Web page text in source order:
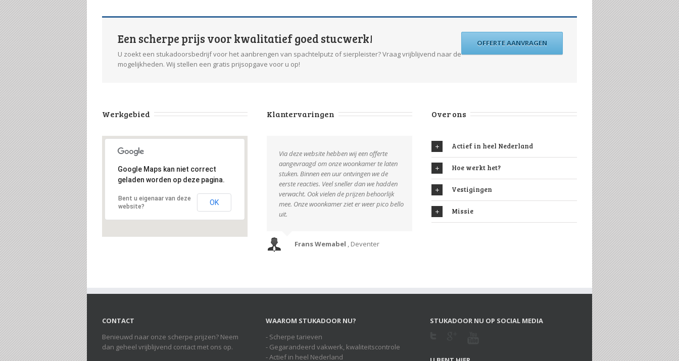
OFFERTE AANVRAGEN
Een scherpe prijs voor kwalitatief goed stucwerk!
U zoekt een stukadoorsbedrijf voor het aanbrengen van spachtelputz of sierpleister? Vraag vrijblijvend naar de
mogelijkheden. Wij stellen een gratis prijsopgave voor u op!
Werkgebied
Google Maps kan niet correct
geladen worden op deze pagina.
Bent u eigenaar van deze
website?
OK
Klantervaringen
Via deze website hebben wij een offerte
aangevraagd om onze woonkamer te laten
stuken. Binnen een uur ontvingen we de
eerste reacties. Veel sneller dan we hadden
verwacht. Ook vielen de prijzen behoorlijk
mee. Onze woonkamer ziet er weer pico bello
uit.
Frans Wemabel ,Deventer
Over ons
Actief in heel Nederland
Hoe werkt het?
Vestigingen
Missie
CONTACT
Benieuwd naar onze scherpe prijzen? Neem
dan geheel vrijblijvend contact met ons op.
WAAROM STUKADOOR NU?
- Scherpe tarieven
- Gegarandeerd vakwerk, kwaliteitscontrole
- Actief in heel Nederland
STUKADOOR NU OP SOCIAL MEDIA